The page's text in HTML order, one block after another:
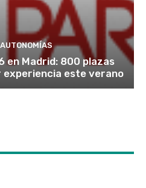
en Madrid: 800 plazas
este verano